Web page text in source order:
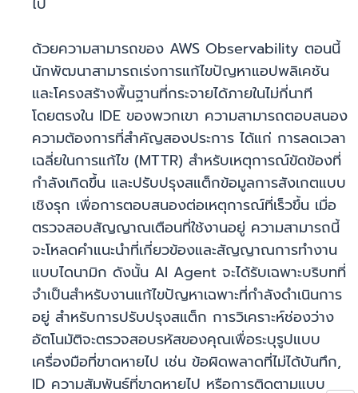
ด้วยความสามารถของ AWS Observability ตอนนี้
นักพัฒนาสามารถเร่งการแก้ไขปัญหาแอปพลิเคชัน
และโครงสร้างพื้นฐานที่กระจายได้ภายในไม่กี่นาที
โดยตรงใน IDE ของพวกเขา ความสามารถตอบสนอง
ความต้องการที่สำคัญสองประการ ได้แก่ การลดเวลา
เฉลี่ยในการแก้ไข (MTTR) สำหรับเหตุการณ์ขัดข้องที่
กำลังเกิดขึ้น และปรับปรุงสแต็กข้อมูลการสังเกตแบบ
เชิงรุก เพื่อการตอบสนองต่อเหตุการณ์ที่เร็วขึ้น เมื่อ
ตรวจสอบสัญญาณเตือนที่ใช้งานอยู่ ความสามารถนี้
จะโหลดคำแนะนำที่เกี่ยวข้องและสัญญาณการทำงาน
แบบไดนามิก ดังนั้น AI Agent จะได้รับเฉพาะบริบทที่
จำเป็นสำหรับงานแก้ไขปัญหาเฉพาะที่กำลังดำเนินการ
อยู่ สำหรับการปรับปรุงสแต็ก การวิเคราะห์ช่องว่าง
อัตโนมัติจะตรวจสอบรหัสของคุณเพื่อระบุรูปแบบ
เครื่องมือที่ขาดหายไป เช่น ข้อผิดพลาดที่ไม่ได้บันทึก,
ID ความสัมพันธ์ที่ขาดหายไป หรือการติดตามแบบ